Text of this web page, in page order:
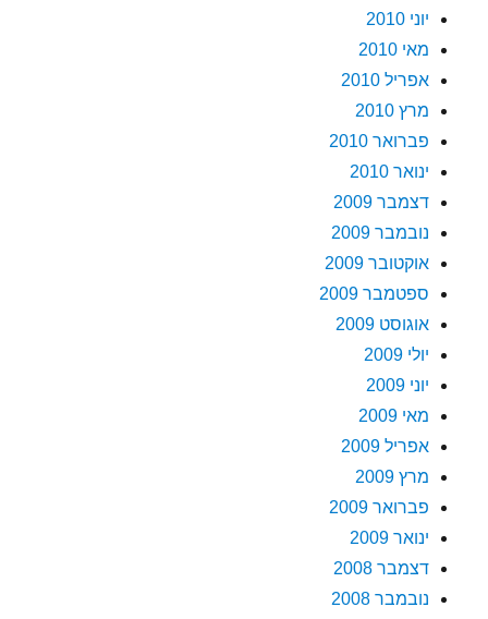
יוני 2010
מאי 2010
אפריל 2010
מרץ 2010
פברואר 2010
ינואר 2010
דצמבר 2009
נובמבר 2009
אוקטובר 2009
ספטמבר 2009
אוגוסט 2009
יולי 2009
יוני 2009
מאי 2009
אפריל 2009
מרץ 2009
פברואר 2009
ינואר 2009
דצמבר 2008
נובמבר 2008